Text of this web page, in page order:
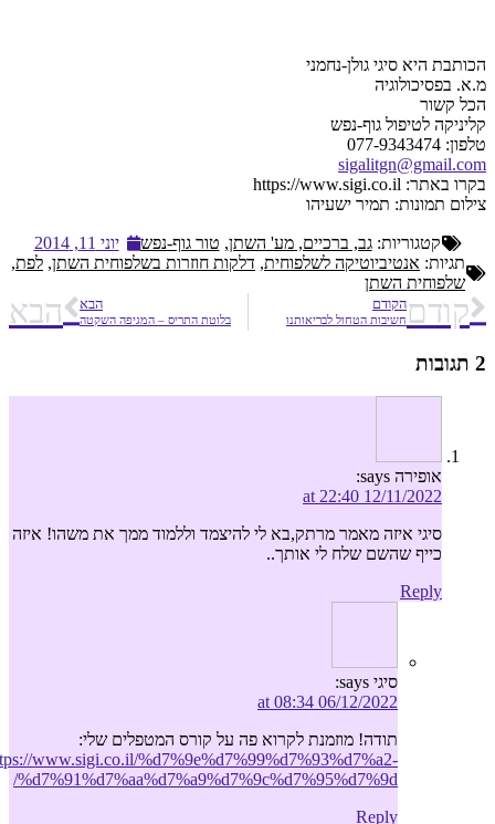
הכותבת היא סיגי גולן-נחמני
מ.א. בפסיכולוגיה
הכל קשור
קליניקה לטיפול גוף-נפש
טלפון: 077-9343474
sigalitgn@gmail.com
בקרו באתר: https://www.sigi.co.il
צילום תמונות: תמיר ישעיהו
קטגוריות:גב, ברכיים, מע' השתן, טור גוף-נפש
יוני 11, 2014
תגיות: אנטיביוטיקה לשלפוחית, דלקות חוזרות בשלפוחית השתן, לפת,
שלפוחית השתן
קודםהקודם
חשיבות הטחול לבריאותנו
הבא
בלוטת התריס – המגיפה השקטה הבא
2 תגובות
אופירה says:
12/11/2022 at 22:40
סיגי איזה מאמר מרתק,בא לי להיצמד וללמוד ממך את משהו! איזה
כייף שהשם שלח לי אותך..
Reply
סיגי says:
06/12/2022 at 08:34
תודה! מוזמנת לקרוא פה על קורס המטפלים שלי:
www.sigi.co.il/%d7%9e%d7%99%d7%93%d7%a2-
%d7%91%d7%aa%d7%a9%d7%9c%d7%95%d7%9d/
Reply